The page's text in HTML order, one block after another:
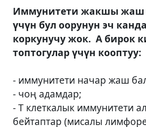
Иммунитети жакшы жаш
үчүн бул оорунун эч
коркунучу жок. А бирок
топтогулар үчүн кооптуу:
- иммунитети начар жаш
- чоң адамдар;
- Т клеткалык иммунитети
бейтаптар (мисалы